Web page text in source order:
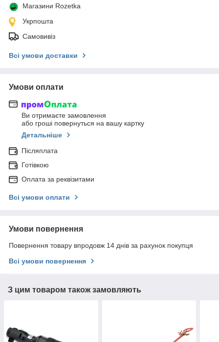
Магазини Rozetka
Укрпошта
Самовивіз
Всі умови доставки
Умови оплати
Ви отримаєте замовлення
або гроші повернуться на вашу картку
Детальніше
Післяплата
Готівкою
Оплата за реквізитами
Всі умови оплати
Умови повернення
Повернення товару впродовж 14 днів за рахунок покупця
Всі умови повернення
З цим товаром також замовляють